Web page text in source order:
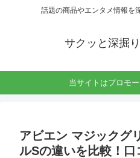
話題の商品やエンタメ情報を
サクッと深掘
当サイトはプロモ
アビエン マジックグ
ルSの違いを比較！口